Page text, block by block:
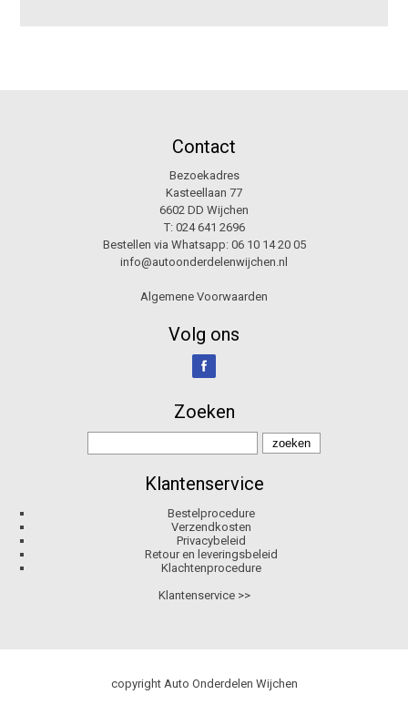
Contact
Bezoekadres
Kasteellaan 77
6602 DD Wijchen
T: 024 641 2696
Bestellen via Whatsapp: 06 10 14 20 05
info@autoonderdelenwijchen.nl
Algemene Voorwaarden
Volg ons
Zoeken
Klantenservice
Bestelprocedure
Verzendkosten
Privacybeleid
Retour en leveringsbeleid
Klachtenprocedure
Klantenservice >>
copyright Auto Onderdelen Wijchen